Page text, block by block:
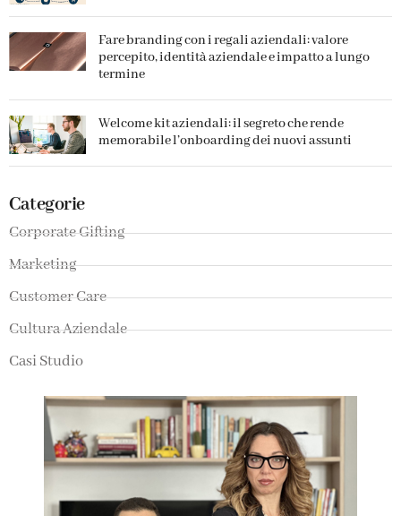
Fare branding con i regali aziendali: valore
percepito, identità aziendale e impatto a lungo
termine
Welcome kit aziendali: il segreto che rende
memorabile l’onboarding dei nuovi assunti
Categorie
Corporate Gifting
Marketing
Customer Care
Cultura Aziendale
Casi Studio